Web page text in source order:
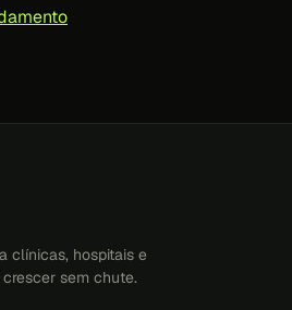
clínicas, hospitais e
sem chute.